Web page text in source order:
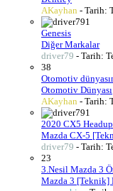
AKayhan - Tarih:
1
Genesis
Diğer Markalar
driver79 - Tarih:
38
Otomotiv
Otomotiv Dünyası
AKayhan - Tarih:
1
2020 CX5
Mazda CX-5
driver79 - Tarih:
23
3.Nesil Mazda 3
Mazda 3